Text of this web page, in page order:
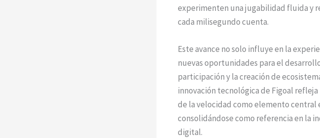
experimenten una jugabilidad fluida y
cada milisegundo cuenta.
Este avance no solo influye en la
nuevas oportunidades para el
participación y la creación de
innovación tecnológica de Figoal
de la velocidad como elemento central
consolidándose como referencia en la
digital.